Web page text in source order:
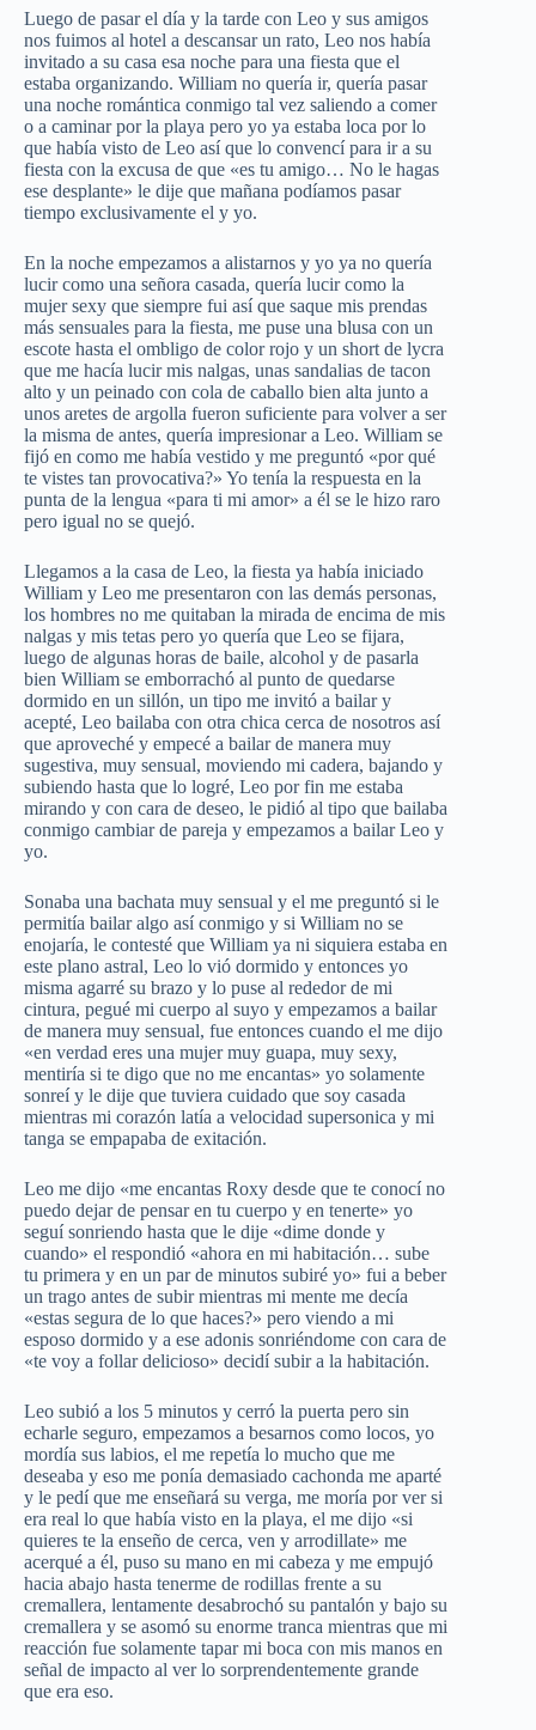
Luego de pasar el día y la tarde con Leo y sus amigos
nos fuimos al hotel a descansar un rato, Leo nos había
invitado a su casa esa noche para una fiesta que el
estaba organizando. William no quería ir, quería pasar
una noche romántica conmigo tal vez saliendo a comer
o a caminar por la playa pero yo ya estaba loca por lo
que había visto de Leo así que lo convencí para ir a su
fiesta con la excusa de que «es tu amigo… No le hagas
ese desplante» le dije que mañana podíamos pasar
tiempo exclusivamente el y yo.
En la noche empezamos a alistarnos y yo ya no quería
lucir como una señora casada, quería lucir como la
mujer sexy que siempre fui así que saque mis prendas
más sensuales para la fiesta, me puse una blusa con un
escote hasta el ombligo de color rojo y un short de lycra
que me hacía lucir mis nalgas, unas sandalias de tacon
alto y un peinado con cola de caballo bien alta junto a
unos aretes de argolla fueron suficiente para volver a ser
la misma de antes, quería impresionar a Leo. William se
fijó en como me había vestido y me preguntó «por qué
te vistes tan provocativa?» Yo tenía la respuesta en la
punta de la lengua «para ti mi amor» a él se le hizo raro
pero igual no se quejó.
Llegamos a la casa de Leo, la fiesta ya había iniciado
William y Leo me presentaron con las demás personas,
los hombres no me quitaban la mirada de encima de mis
nalgas y mis tetas pero yo quería que Leo se fijara,
luego de algunas horas de baile, alcohol y de pasarla
bien William se emborrachó al punto de quedarse
dormido en un sillón, un tipo me invitó a bailar y
acepté, Leo bailaba con otra chica cerca de nosotros así
que aproveché y empecé a bailar de manera muy
sugestiva, muy sensual, moviendo mi cadera, bajando y
subiendo hasta que lo logré, Leo por fin me estaba
mirando y con cara de deseo, le pidió al tipo que bailaba
conmigo cambiar de pareja y empezamos a bailar Leo y
yo.
Sonaba una bachata muy sensual y el me preguntó si le
permitía bailar algo así conmigo y si William no se
enojaría, le contesté que William ya ni siquiera estaba en
este plano astral, Leo lo vió dormido y entonces yo
misma agarré su brazo y lo puse al rededor de mi
cintura, pegué mi cuerpo al suyo y empezamos a bailar
de manera muy sensual, fue entonces cuando el me dijo
«en verdad eres una mujer muy guapa, muy sexy,
mentiría si te digo que no me encantas» yo solamente
sonreí y le dije que tuviera cuidado que soy casada
mientras mi corazón latía a velocidad supersonica y mi
tanga se empapaba de exitación.
Leo me dijo «me encantas Roxy desde que te conocí no
puedo dejar de pensar en tu cuerpo y en tenerte» yo
seguí sonriendo hasta que le dije «dime donde y
cuando» el respondió «ahora en mi habitación… sube
tu primera y en un par de minutos subiré yo» fui a beber
un trago antes de subir mientras mi mente me decía
«estas segura de lo que haces?» pero viendo a mi
esposo dormido y a ese adonis sonriéndome con cara de
«te voy a follar delicioso» decidí subir a la habitación.
Leo subió a los 5 minutos y cerró la puerta pero sin
echarle seguro, empezamos a besarnos como locos, yo
mordía sus labios, el me repetía lo mucho que me
deseaba y eso me ponía demasiado cachonda me aparté
y le pedí que me enseñará su verga, me moría por ver si
era real lo que había visto en la playa, el me dijo «si
quieres te la enseño de cerca, ven y arrodillate» me
acerqué a él, puso su mano en mi cabeza y me empujó
hacia abajo hasta tenerme de rodillas frente a su
cremallera, lentamente desabrochó su pantalón y bajo su
cremallera y se asomó su enorme tranca mientras que mi
reacción fue solamente tapar mi boca con mis manos en
señal de impacto al ver lo sorprendentemente grande
que era eso.